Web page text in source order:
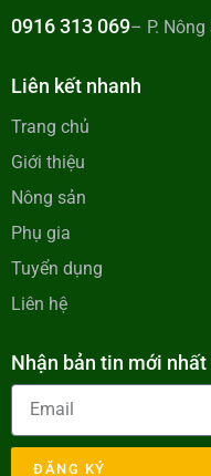
0916 313 069– P. Nông
Liên kết nhanh
Trang chủ
Giới thiệu
Nông sản
Phụ gia
Tuyển dụng
Liên hệ
Nhận bản tin mới nhất
ĐĂNG KÝ